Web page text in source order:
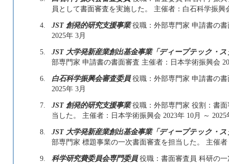
員として書面審査を実施した。 主催者：白石科学振興
4.
JST 創発的研究支援事業役職：外部専門家 申請書の書
2025年 3月
5.
JST 大学発新産業創出基金事業「ディープテック・
部専門家 申請書の書面審査 主催者：日本学術振興会
6.
白石科学振興会審査委員役職：外部専門家 申請書の書
2025年 3月
7.
JST 創発的研究支援事業役職：外部専門家 役割：書
当した。 主催者：日本学術振興会 2023年 10月 ～ 2025
8.
JST 大学発新産業創出基金事業「ディープテック・
部専門家 標題事業の一次書面審査を担当した。 主催
9.
科学研究費委員会専門委員役職：書面審査員 科研の